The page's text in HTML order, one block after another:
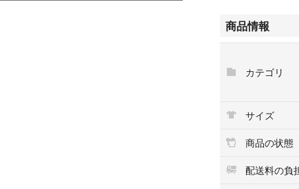
商品情報
カテゴリ
サイズ
商品の状態
配送料の負